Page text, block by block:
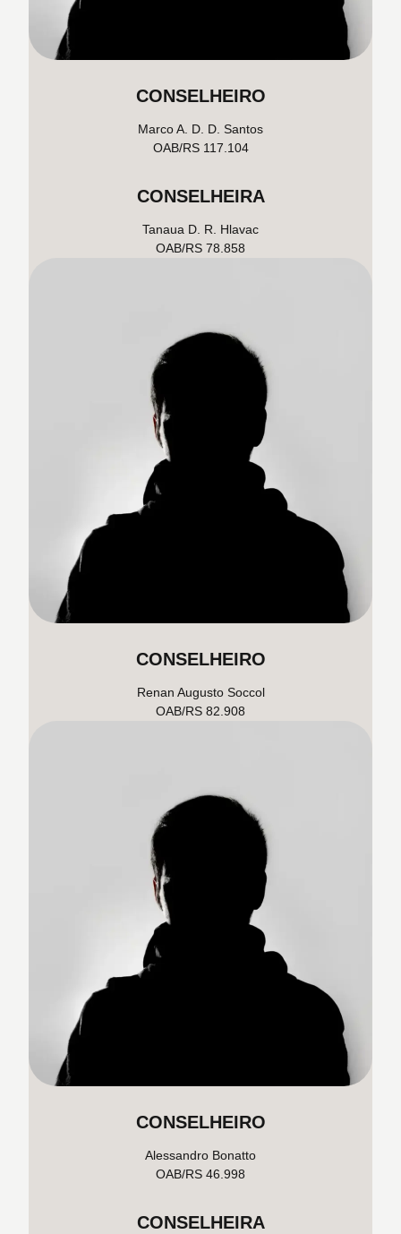
CONSELHEIRO
Marco A. D. D. Santos
OAB/RS 117.104
CONSELHEIRA
Tanaua D. R. Hlavac
OAB/RS 78.858
CONSELHEIRO
Renan Augusto Soccol
OAB/RS 82.908
CONSELHEIRO
Alessandro Bonatto
OAB/RS 46.998
CONSELHEIRA